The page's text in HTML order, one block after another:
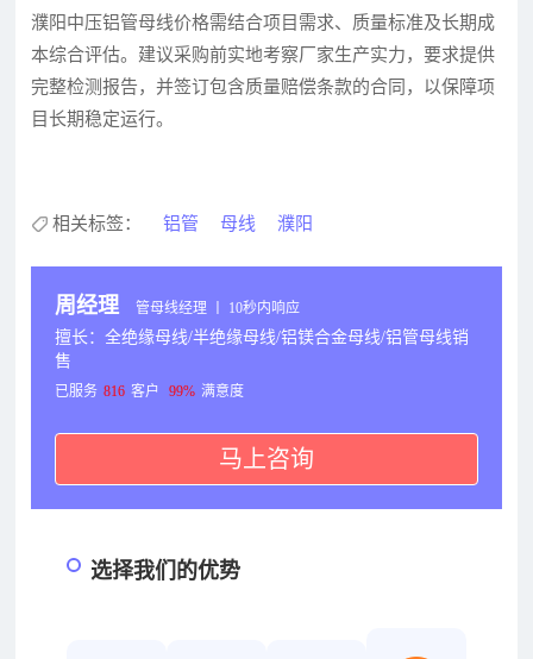
濮阳中压铝管母线价格需结合项目需求、质量标准及长期成
本综合评估。建议采购前实地考察厂家生产实力，要求提供
完整检测报告，并签订包含质量赔偿条款的合同，以保障项
目长期稳定运行。
相关标签： 铝管 母线 濮阳
周经理 管母线经理 丨 10秒内响应
擅长：全绝缘母线/半绝缘母线/铝镁合金母线/铝管母线销
售
已服务 816 客户 99% 满意度
马上咨询
选择我们的优势